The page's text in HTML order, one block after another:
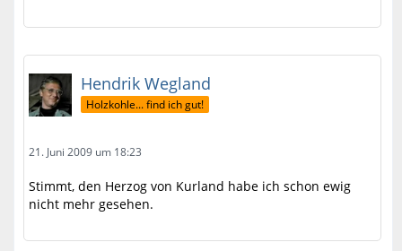
Hendrik Wegland
Holzkohle... find ich gut!
21. Juni 2009 um 18:23
Stimmt, den Herzog von Kurland habe ich schon ewig
nicht mehr gesehen.